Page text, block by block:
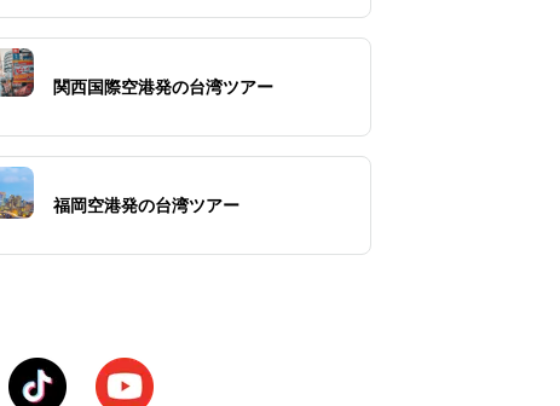
関西国際空港発の台湾ツアー
福岡空港発の台湾ツアー